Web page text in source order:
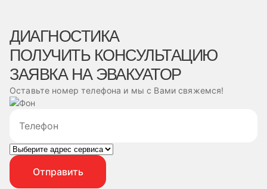
ДИАГНОСТИКА
ПОЛУЧИТЬ КОНСУЛЬТАЦИЮ
ЗАЯВКА НА ЭВАКУАТОР
Оставьте номер телефона и мы с Вами свяжемся!